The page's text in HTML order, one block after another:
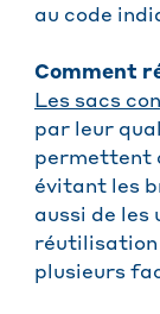
au code
Comment
Les sacs
par leur
permettent
évitant les
aussi de les
réutilisation
plusieurs